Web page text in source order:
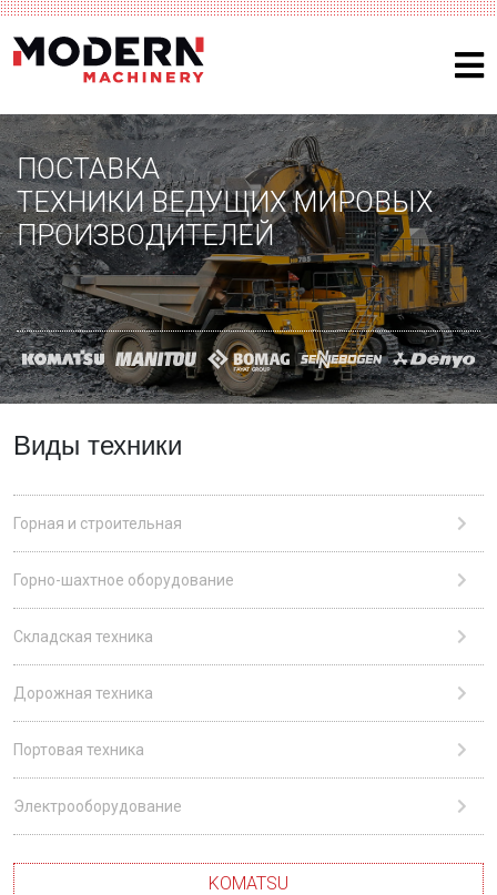
ПОСТАВКА
ТЕХНИКИ ВЕДУЩИХ МИРОВЫХ
ПРОИЗВОДИТЕЛЕЙ
Виды техники
Горная и строительная
Горно-шахтное оборудование
Складская техника
Дорожная техника
Портовая техника
Электрооборудование
KOMATSU